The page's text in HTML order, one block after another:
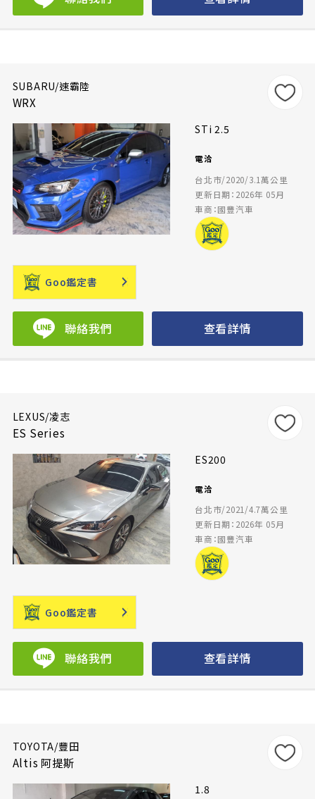
SUBARU/速霸陸
WRX
STi 2.5
電洽
台北市/2020/3.1萬公里
更新日期：2026年 05月
車商：國豐汽車
Goo鑑定書
聯絡我們 查看詳情
LEXUS/凌志
ES Series
ES200
電洽
台北市/2021/4.7萬公里
更新日期：2026年 05月
車商：國豐汽車
Goo鑑定書
聯絡我們 查看詳情
TOYOTA/豐田
Altis 阿提斯
1.8